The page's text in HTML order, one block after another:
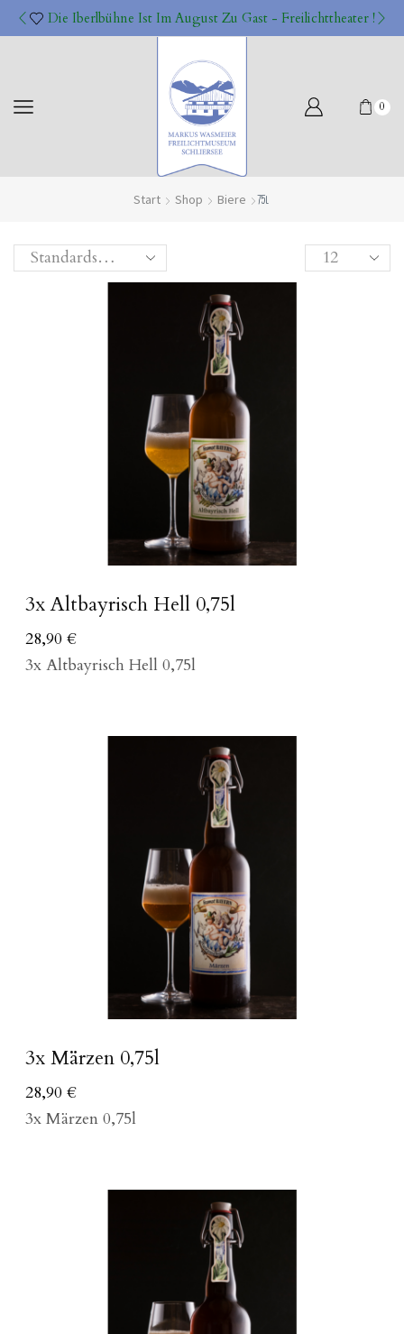
Die Iberlbühne Ist Im August Zu Gast - Freilichttheater !
0
Start Shop Biere 75l
Products
per
3x Altbayrisch Hell 0,75l
28,90 €
3x Altbayrisch Hell 0,75l
3x Märzen 0,75l
28,90 €
3x Märzen 0,75l